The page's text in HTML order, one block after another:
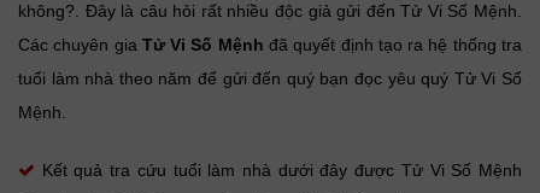
không?. Đây là câu hỏi rất nhiều độc giả gửi đến Tử Vi Số Mệnh.
Các chuyên gia Tử Vi Số Mệnh đã quyết định tạo ra hệ thống tra
tuổi làm nhà theo năm để gửi đến quý bạn đọc yêu quý Tử Vi Số
Mệnh.
Kết quả tra cứu tuổi làm nhà dưới đây được Tử Vi Số Mệnh